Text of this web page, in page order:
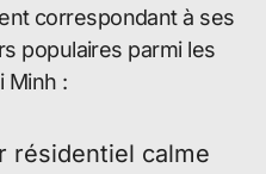
correspondant à ses
populaires parmi les
Minh :
résidentiel calme